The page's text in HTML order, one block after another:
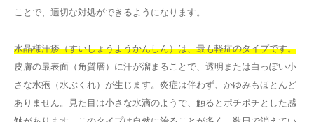
ことで、適切な対処ができるようになります。
水晶様汗疹（すいしょうようかんしん）は、最も軽症のタイプです。
皮膚の最表面（角質層）に汗が溜まることで、透明または白っぽい小
さな水疱（水ぶくれ）が生じます。炎症は伴わず、かゆみもほとんど
ありません。見た目は小さな水滴のようで、触るとポチポチとした感